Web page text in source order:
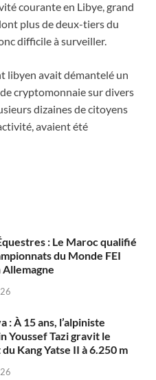
courante en Libye, grand
plus de deux-tiers du
difficile à surveiller.
libyen avait démantelé un
cryptomonnaie sur divers
dizaines de citoyens
avaient été
: Le Maroc qualifié
du Monde FEI
Allemagne
: À 15 ans, l’alpiniste
Youssef Tazi gravit le
Kang Yatse II à 6.250 m